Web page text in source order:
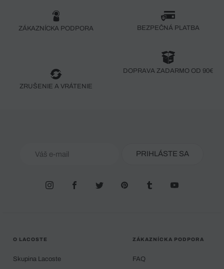
ZÁKAZNÍCKA PODPORA BEZPEČNÁ PLATBA
ZRUŠENIE A VRÁTENIE
DOPRAVA ZADARMO OD 90€
PRIHLÁSTE SA
O LACOSTE
Skupina Lacoste
ZÁKAZNÍCKA PODPORA
FAQ